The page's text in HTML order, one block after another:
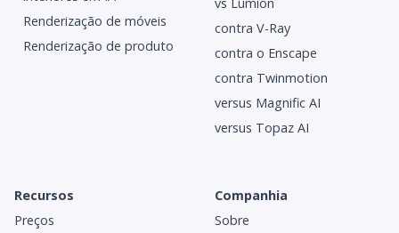
Renderização de móveis
Renderização de produto
contra V-Ray
contra o Enscape
contra Twinmotion
versus Magnific AI
versus Topaz AI
Recursos
Preços
Companhia
Sobre